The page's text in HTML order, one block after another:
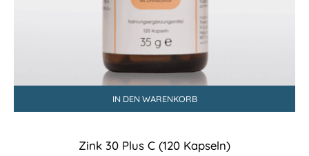
IN DEN WARENKORB
Zink 30 Plus C (120 Kapseln)